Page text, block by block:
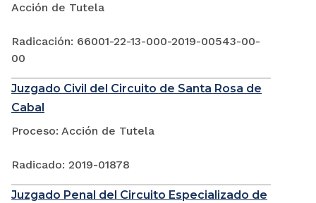
Acción de Tutela
Radicación: 66001-22-13-000-2019-00543-00-
00
Juzgado Civil del Circuito de Santa Rosa de
Cabal
Proceso: Acción de Tutela
Radicado: 2019-01878
Juzgado Penal del Circuito Especializado de